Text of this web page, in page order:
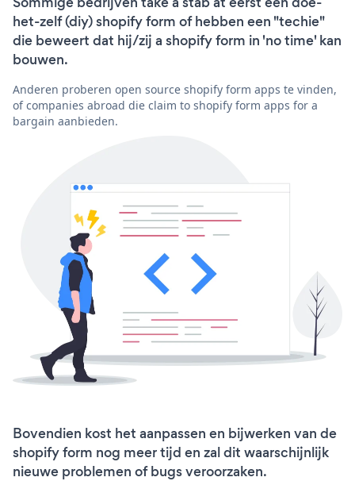
het-zelf (diy) shopify form of hebben een "techie"
die beweert dat hij/zij a shopify form in 'no time' kan
bouwen.
Anderen proberen open source shopify form apps te vinden,
of companies abroad die claim to shopify form apps for a
bargain aanbieden.
Bovendien kost het aanpassen en bijwerken van de
shopify form nog meer tijd en zal dit waarschijnlijk
nieuwe problemen of bugs veroorzaken.